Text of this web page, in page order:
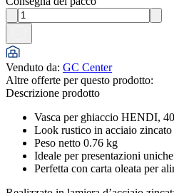
Venduto da: GC Center
Altre offerte per questo prodotto:
Descrizione prodotto
Vasca per ghiaccio HENDI,
Look rustico in acciaio zincato
Peso netto 0.76 kg
Ideale per presentazioni uniche
Perfetta con carta oleata per